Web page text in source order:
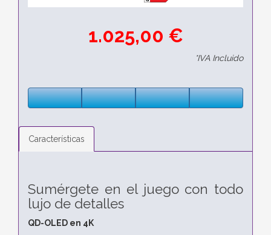
1.025,00 €
*IVA Incluido
Características
Sumérgete en el juego con todo
lujo de detalles
QD-OLED en 4K